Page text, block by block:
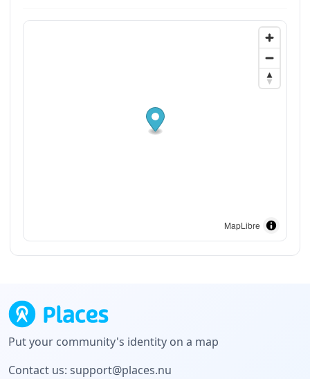
MapLibre
Put your community's identity on a map
Contact us: support@places.nu